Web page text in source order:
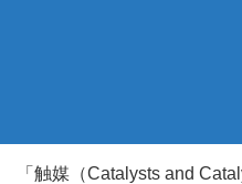
「触媒（Catalysts and